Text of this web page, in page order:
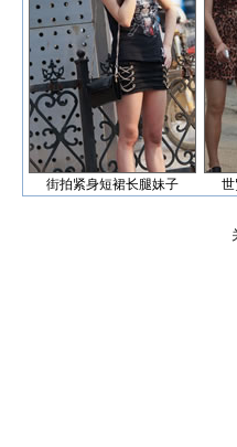
街拍紧身短裙长腿妹子